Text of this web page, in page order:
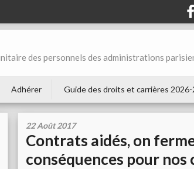
des personnels des administrations
Adhérer Guide des droits et carrières 2026-
22 Août 2017
Contrats aidés, on
conséquences pour nos